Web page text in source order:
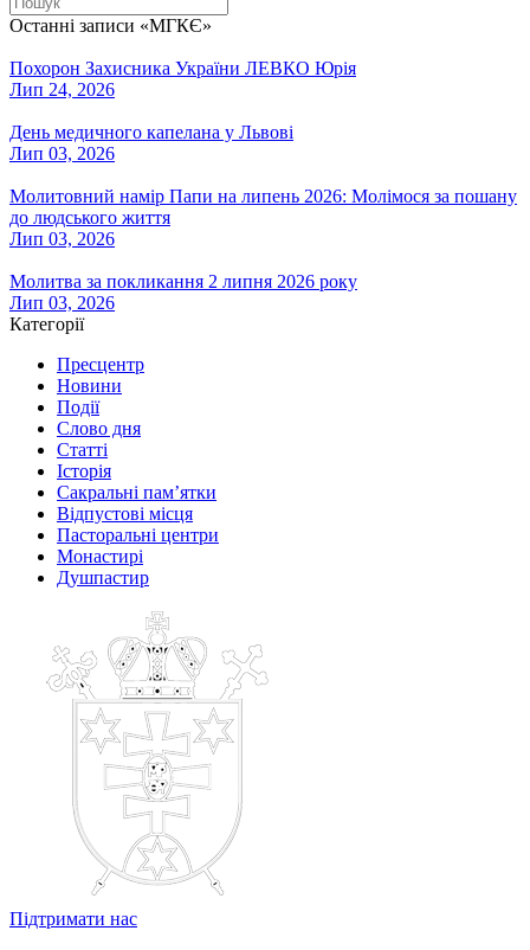
Останні записи «МГКЄ»
Похорон Захисника України ЛЕВКО Юрія
Лип 24, 2026
День медичного капелана у Львові
Лип 03, 2026
Молитовний намір Папи на липень 2026: Молімося за пошану
до людського життя
Лип 03, 2026
Молитва за покликання 2 липня 2026 року
Лип 03, 2026
Категорії
Пресцентр
Новини
Події
Слово дня
Статті
Історія
Сакральні пам’ятки
Відпустові місця
Пасторальні центри
Монастирі
Душпастир
Підтримати нас